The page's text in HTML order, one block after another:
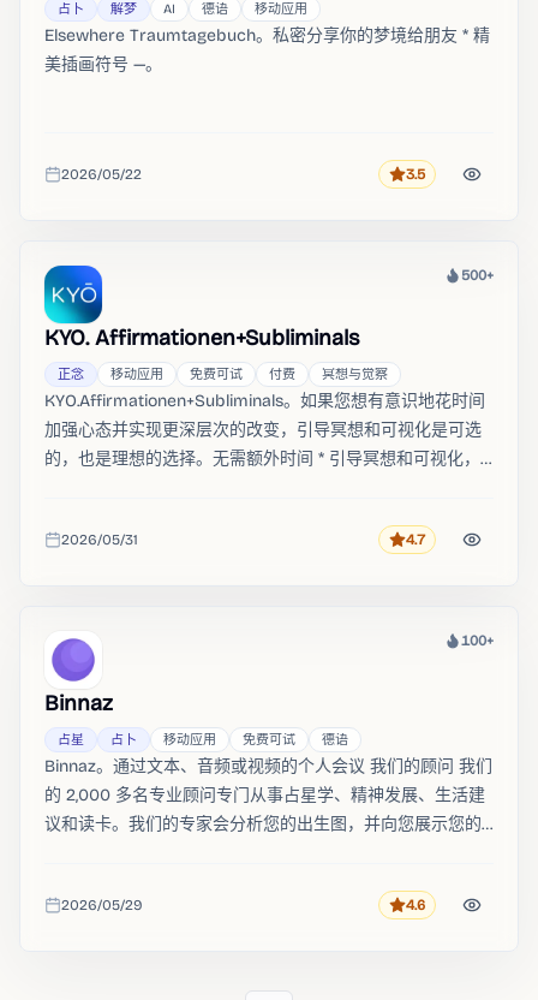
占卜 解梦 AI 德语 移动应用
Elsewhere Traumtagebuch。私密分享你的梦境给朋友 * 精
美插画符号 —。
收录时间
2026/05/22 评分3.5
热度
500+
KYO. Affirmationen+Subliminals
正念 移动应用 免费可试 付费 冥想与觉察
KYO.Affirmationen+Subliminals。如果您想有意识地花时间
加强心态并实现更深层次的改变，引导冥想和可视化是可选
的，也是理想的选择。无需额外时间 * 引导冥想和可视化，
到最大效果 训练你的潜意识：定期聆听肯定句和无声潜意
收录时间
2026/05/31 评分4.7
热度
100+
Binnaz
占星 占卜 移动应用 免费可试 德语
Binnaz。通过文本、音频或视频的个人会议 我们的顾问 我们
的 2,000 多名专业顾问专门从事占星学、精神发展、生活建
议和读卡。我们的专家会分析您的出生图，并向您展示您的
收录时间
2026/05/29 评分4.6